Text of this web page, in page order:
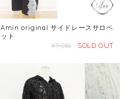
Amin original サイドレースサロペ
ット
¥9,086
SOLD OUT